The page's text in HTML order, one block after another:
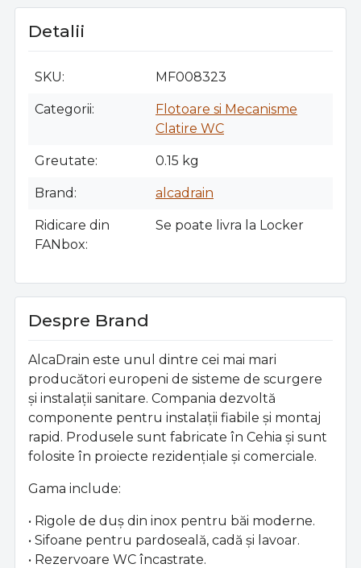
Detalii
SKU MF008323
Categorii
Flotoare si Mecanisme
Clatire WC
Greutate 0.15 kg
Brand alcadrain
Ridicare din
FANbox
Se poate livra la Locker
Despre Brand
AlcaDrain este unul dintre cei mai mari
producători europeni de sisteme de scurgere
și instalații sanitare. Compania dezvoltă
componente pentru instalații fiabile și montaj
rapid. Produsele sunt fabricate în Cehia și sunt
folosite în proiecte rezidențiale și comerciale.
Gama include:
• Rigole de duș din inox pentru băi moderne.
• Sifoane pentru pardoseală, cadă și lavoar.
• Rezervoare WC încastrate.